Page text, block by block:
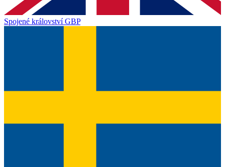
Spojené království GBP